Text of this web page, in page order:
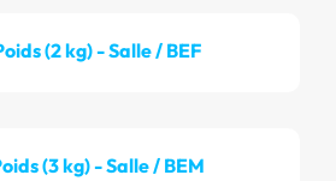
(2 kg) - Salle / BEF
(3 kg) - Salle / BEM